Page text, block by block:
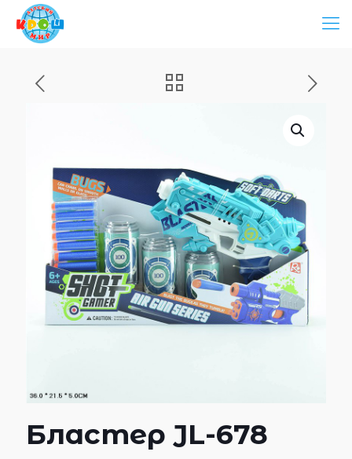
Бластер JL-678